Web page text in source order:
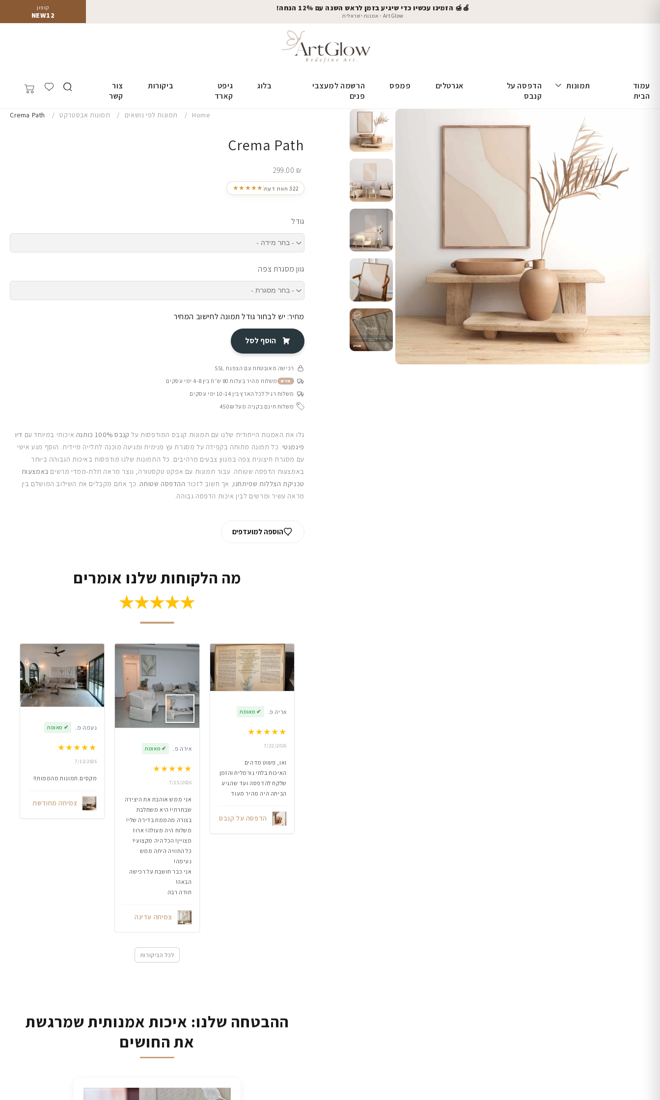
קופון
NEW12
🍎🍯 הזמינו עכשיו כדי שיגיע בזמן לראש השנה עם 12% הנחה!
ArtGlow - אמנות ישראלית
עמוד
הבית
תמונות
הדפסה על
קנבס
אגרטלים פמפס
הרשמה למעצבי
פנים
בלוג
גיפט
קארד
ביקורות
צור
קשר
Home תמונות לפי נושאים תמונות אבסטרקט Crema Path
Crema Path
299.00 ₪
★★★★★ 322 חוות דעת
גודל
גוון מסגרת צפה
מחיר: יש לבחור גודל תמונה לחישוב המחיר
הוסף לסל
רכישה מאובטחת עם הצפנת SSL
חדש משלוח מהיר בעלות 80 ש״ח בין 4-8 ימי עסקים
משלוח רגיל לכל הארץ בין 10-14 ימי עסקים
משלוח חינם בקניה מעל 450₪
גלו את האמנות הייחודית שלנו עם תמונות קנבס המודפסות על קנבס 100% כותנה איכותי במיוחד עם דיו
פיגמנטי. כל תמונה מתוחה בקפידה על מסגרת עץ פנימית ומגיעה מוכנה לתלייה מיידית. הוסף מגע אישי
עם מסגרת חיצונית צפה במגוון צבעים מרהיבים. כל התמונות שלנו מודפסות באיכות הגבוהה ביותר
באמצעות הדפסה שטוחה. עבור תמונות עם אפקט טקסטורה, נוצר מראה תלת-ממדי מרשים באמצעות
טכניקת הצללות שפיתחנו, אך חשוב לזכור ההדפסה שטוחה. כך אתם מקבלים את השילוב המושלם בין
מראה עשיר ומרשים לבין איכות הדפסה גבוהה.
הוספה למועדפים
מה הלקוחות שלנו אומרים
★★★★★
אריה פ. ✔ מאומת
★★★★★
7/22/2026
ואו, פשוט מדהים
האיכות בלתי נורמלית והזמן
שלקח להדפסה ועד שהגיע
הביתה היה מהיר מעוד
הדפסה על קנבס
אירה פ. ✔ מאומת
★★★★★
7/15/2026
אני ממש אוהבת את היצירה
שבחרתי! היא משתלבת
בצורה מהממת בדירה שלי!
משלוח היה מעולה! ארוז
מצויין! הכל היה מקצועי!
כל החוויה היתה ממש
נעימה!
אני כבר חושבת על רכישה
הבאה!
תודה רבה
צמיחה עדינה
נעמה מ. ✔ מאומת
★★★★★
7/13/2026
מקסים.תמונות מהממות!!
צמיחה מחודשת
לכל הביקורות
ההבטחה שלנו: איכות אמנותית שמרגשת
את החושים